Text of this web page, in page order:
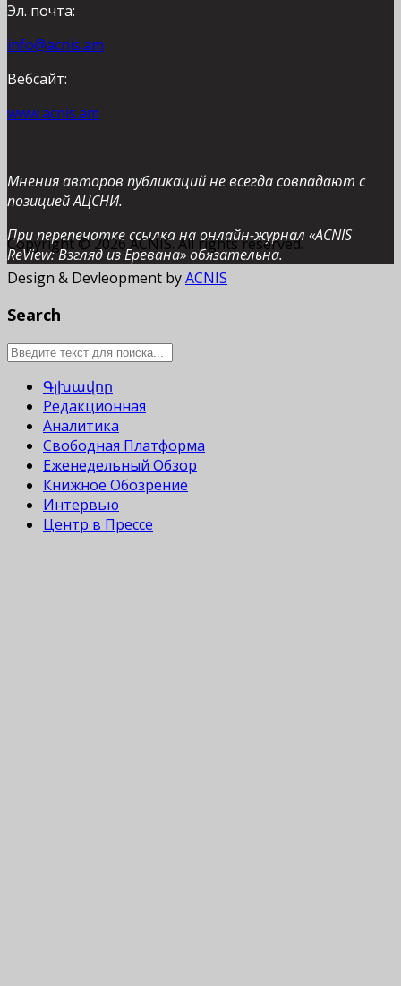
Эл. почта:
info@acnis.am
Вебсайт:
www.acnis.am
Мнения авторов публикаций не всегда совпадают с
позицией АЦСНИ.
При перепечатке ссылка на онлайн-журнал «ACNIS
ReView: Взгляд из Еревана» обязательна.
Copyright © 2026 ACNIS. All rights reserved.
Design & Devleopment byACNIS
Search
Գլխավոր
Редакционная
Аналитика
Свободная Платформа
Еженедельный Обзор
Книжное Обозрение
Интервью
Центр в Прессе